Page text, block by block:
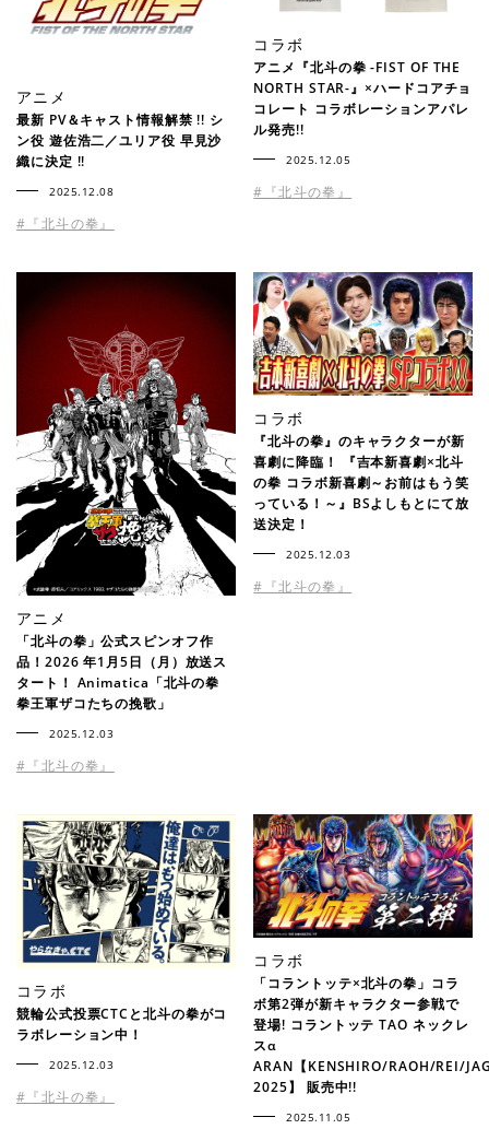
アニメ
最新 PV＆キャスト情報解禁 !! シ
ン役 遊佐浩二／ユリア役 早見沙
織に決定 !!
2025.12.08
#『北斗の拳』
コラボ
アニメ『北斗の拳 -FIST OF THE
NORTH STAR-』×ハードコアチョ
コレート コラボレーションアパレ
ル発売!!
2025.12.05
#『北斗の拳』
アニメ
「北斗の拳」公式スピンオフ作
品！2026 年1月5日（月）放送ス
タート！ Animatica「北斗の拳
拳王軍ザコたちの挽歌」
2025.12.03
#『北斗の拳』
コラボ
『北斗の拳』のキャラクターが新
喜劇に降臨！ 『吉本新喜劇×北斗
の拳 コラボ新喜劇～お前はもう笑
っている！～』BSよしもとにて放
送決定！
2025.12.03
#『北斗の拳』
コラボ
競輪公式投票CTCと北斗の拳がコ
ラボレーション中！
2025.12.03
#『北斗の拳』
コラボ
「コラントッテ×北斗の拳」コラ
ボ第2弾が新キャラクター参戦で
登場! コラントッテ TAO ネックレ
スα
ARAN【KENSHIRO/RAOH/REI/
2025】 販売中!!
2025.11.05